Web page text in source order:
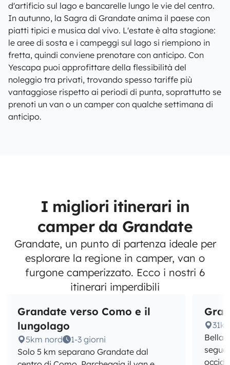
d'artificio sul lago e bancarelle lungo le vie del centro.
In autunno, la Sagra di Grandate anima il paese con
piatti tipici e musica dal vivo. L'estate è alta stagione:
le aree di sosta e i campeggi sul lago si riempiono in
fretta, quindi conviene prenotare con anticipo. Con
Yescapa puoi approfittare della flessibilità del
noleggio tra privati, trovando spesso tariffe più
vantaggiose rispetto ai periodi di punta, soprattutto se
prenoti un van o un camper con qualche settimana di
anticipo.
I migliori itinerari in
camper da Grandate
Grandate, un punto di partenza ideale per
esplorare la regione in camper, van o
furgone camperizzato. Ecco i nostri 6
itinerari imperdibili
Grandate verso Como e il
lungolago
5km nord
1-3 giorni
Solo 5 km separano Grandate dal